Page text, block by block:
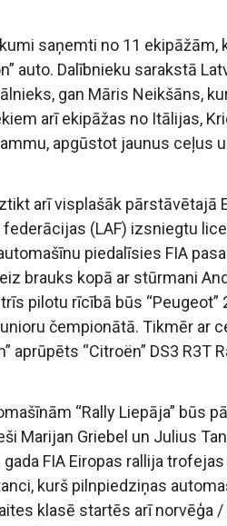
saņemti no 11
auto. Dalībnieku sarakstā
gan Māris Neikšāns,
arī ekipāžas no Itālijas,
apgūstot jaunus ceļus
arī visplašāk pārstāvētajā
(LAF) izsniegtu
piedalīsies FIA
brauks kopā ar stūrmani
pilotu rīcībā būs
čempionātā. Tikmēr ar
aprūpēts “Citroën” DS3 R3T
“Rally Liepāja” būs
Marijan Griebel un Julius
FIA Eiropas rallija
kurš pilnpiedziņas
klasē startēs arī